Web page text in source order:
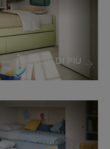
VEDI DI PIÙ